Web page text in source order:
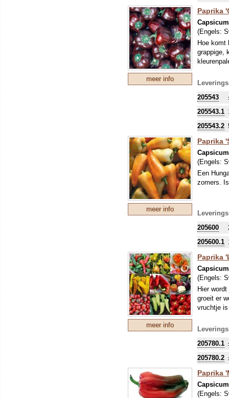
meer info
Paprika
(Engels:
Hoe komt
grappige,
205543
205543.1
205543.2
meer info
Paprika
(Engels:
Een
zomers.
205600
205600.1
meer info
Paprika
(Engels:
Hier
groeit er
vruchtje
205780.1
205780.2
Paprika
(Engels: